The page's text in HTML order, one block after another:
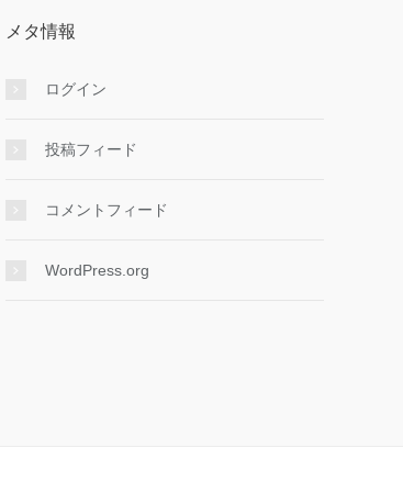
メタ情報
ログイン
投稿フィード
コメントフィード
WordPress.org